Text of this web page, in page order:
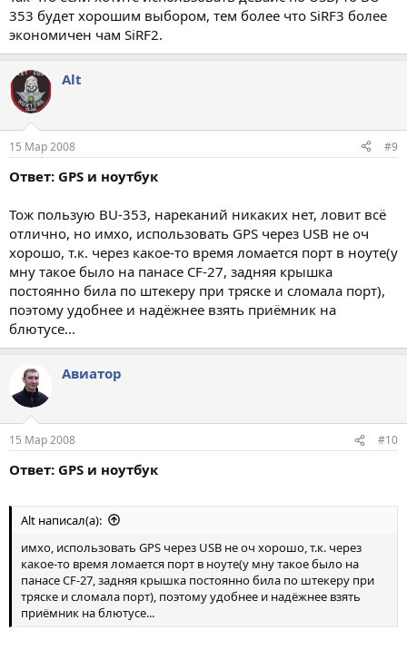
353 будет хорошим выбором, тем более что SiRF3 более
экономичен чам SiRF2.
Alt
15 Мар 2008 #9
Ответ: GPS и ноутбук
Тож пользую BU-353, нареканий никаких нет, ловит всё
отлично, но имхо, использовать GPS через USB не оч
хорошо, т.к. через какое-то время ломается порт в ноуте(у
мну такое было на панасе CF-27, задняя крышка
постоянно била по штекеру при тряске и сломала порт),
поэтому удобнее и надёжнее взять приёмник на
блютусе...
Авиатор
15 Мар 2008 #10
Ответ: GPS и ноутбук
Alt написал(а):
имхо, использовать GPS через USB не оч хорошо, т.к. через
какое-то время ломается порт в ноуте(у мну такое было на
панасе CF-27, задняя крышка постоянно била по штекеру при
тряске и сломала порт), поэтому удобнее и надёжнее взять
приёмник на блютусе...